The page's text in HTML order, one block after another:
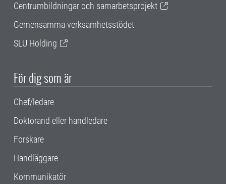
Centrumbildningar och samarbetsprojekt
Gemensamma verksamhetsstödet
SLU Holding
För dig som är
Chef/ledare
Doktorand eller handledare
Forskare
Handläggare
Kommunikatör